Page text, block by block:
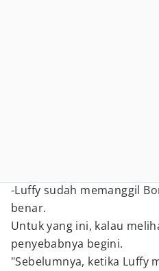
-Luffy sudah memanggil
benar.
Untuk yang ini, kalau
penyebabnya begini.
"Sebelumnya, ketika Luffy